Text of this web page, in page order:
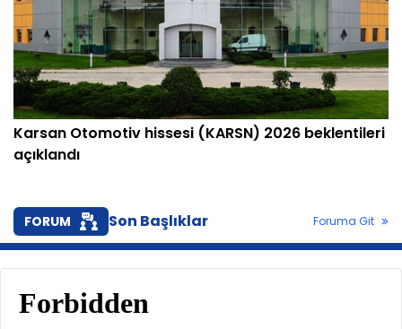
Karsan Otomotiv hissesi (KARSN) 2026 beklentileri
açıklandı
FORUM Son Başlıklar Foruma Git